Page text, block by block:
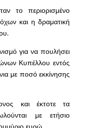
το περιορισμένο
και η δραματική
για να πουλήσει
Κυπέλλου εντός
με ποσό εκκίνησης
και έκτοτε τα
με ετήσιο